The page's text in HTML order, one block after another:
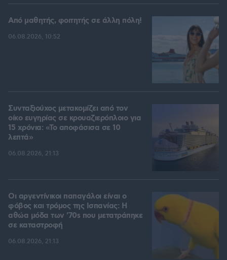
Από μαθητής, φοιτητής σε άλλη πόλη!
06.08.2026, 10:52
Συνταξιούχος μετακομίζει από τον
οίκο ευγηρίας σε κρουαζιερόπλοιο για
15 χρόνια: «Το αποφάσισα σε 10
λεπτά»
06.08.2026, 21:13
Οι αργεντίνικοι παπαγάλοι είναι ο
φόβος και τρόμος της Ισπανίας: Η
αθώα μόδα των '70s που μετατράπηκε
σε καταστροφή
06.08.2026, 21:13